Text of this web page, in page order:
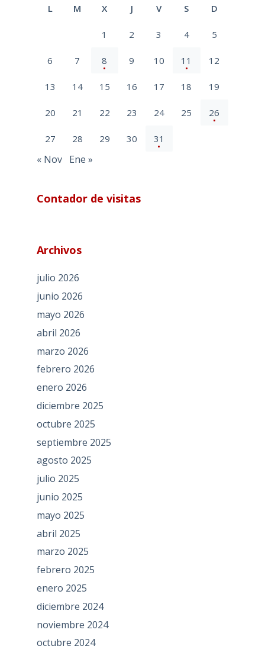
L M X J V S D
1 2 3 4 5
6 7 8 9 10 11 12
13 14 15 16 17 18 19
20 21 22 23 24 25 26
27 28 29 30 31
« Nov Ene »
Contador de visitas
Archivos
julio 2026
junio 2026
mayo 2026
abril 2026
marzo 2026
febrero 2026
enero 2026
diciembre 2025
octubre 2025
septiembre 2025
agosto 2025
julio 2025
junio 2025
mayo 2025
abril 2025
marzo 2025
febrero 2025
enero 2025
diciembre 2024
noviembre 2024
octubre 2024